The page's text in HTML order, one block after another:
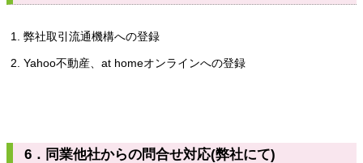
弊社取引流通機構への登録
Yahoo不動産、at homeオンラインへの登録
6．同業他社からの問合せ対応(弊社にて)